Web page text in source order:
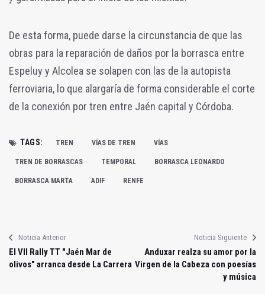
De esta forma, puede darse la circunstancia de que las
obras para la reparación de daños por la borrasca entre
Espeluy y Alcolea se solapen con las de la autopista
ferroviaria, lo que alargaría de forma considerable el corte
de la conexión por tren entre Jaén capital y Córdoba.
TAGS: TREN VÍAS DE TREN VÍAS
TREN DE BORRASCAS TEMPORAL BORRASCA LEONARDO
BORRASCA MARTA ADIF RENFE
Noticia Anterior
El VII Rally TT "Jaén Mar de
olivos" arranca desde La Carrera
Noticia Siguiente
Anduxar realza su amor por la
Virgen de la Cabeza con poesías
y música